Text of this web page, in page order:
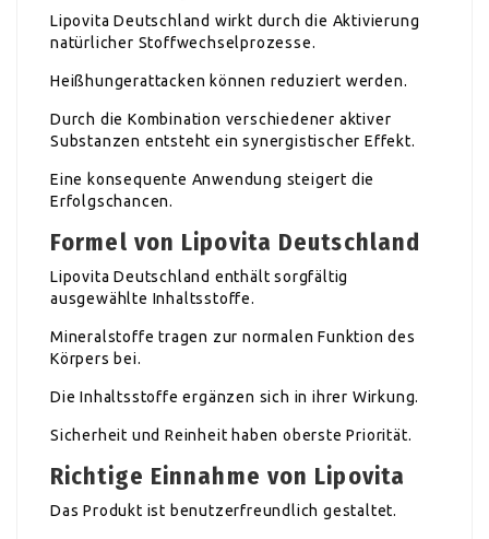
Lipovita Deutschland wirkt durch die Aktivierung
natürlicher Stoffwechselprozesse.
Heißhungerattacken können reduziert werden.
Durch die Kombination verschiedener aktiver
Substanzen entsteht ein synergistischer Effekt.
Eine konsequente Anwendung steigert die
Erfolgschancen.
Formel von Lipovita Deutschland
Lipovita Deutschland enthält sorgfältig
ausgewählte Inhaltsstoffe.
Mineralstoffe tragen zur normalen Funktion des
Körpers bei.
Die Inhaltsstoffe ergänzen sich in ihrer Wirkung.
Sicherheit und Reinheit haben oberste Priorität.
Richtige Einnahme von Lipovita
Das Produkt ist benutzerfreundlich gestaltet.